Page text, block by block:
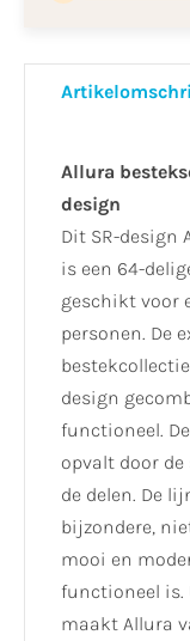
Allura
design
Dit SR-design
is een 64-
geschikt voor
personen. De
design
functioneel.
opvalt door de
de delen. De
bijzondere,
mooi en
functioneel is.
maakt Allura